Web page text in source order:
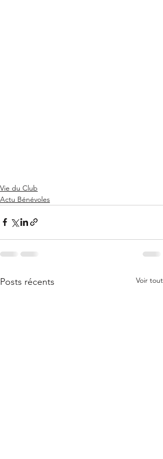
Vie du Club
Actu Bénévoles
Posts récents Voir tout